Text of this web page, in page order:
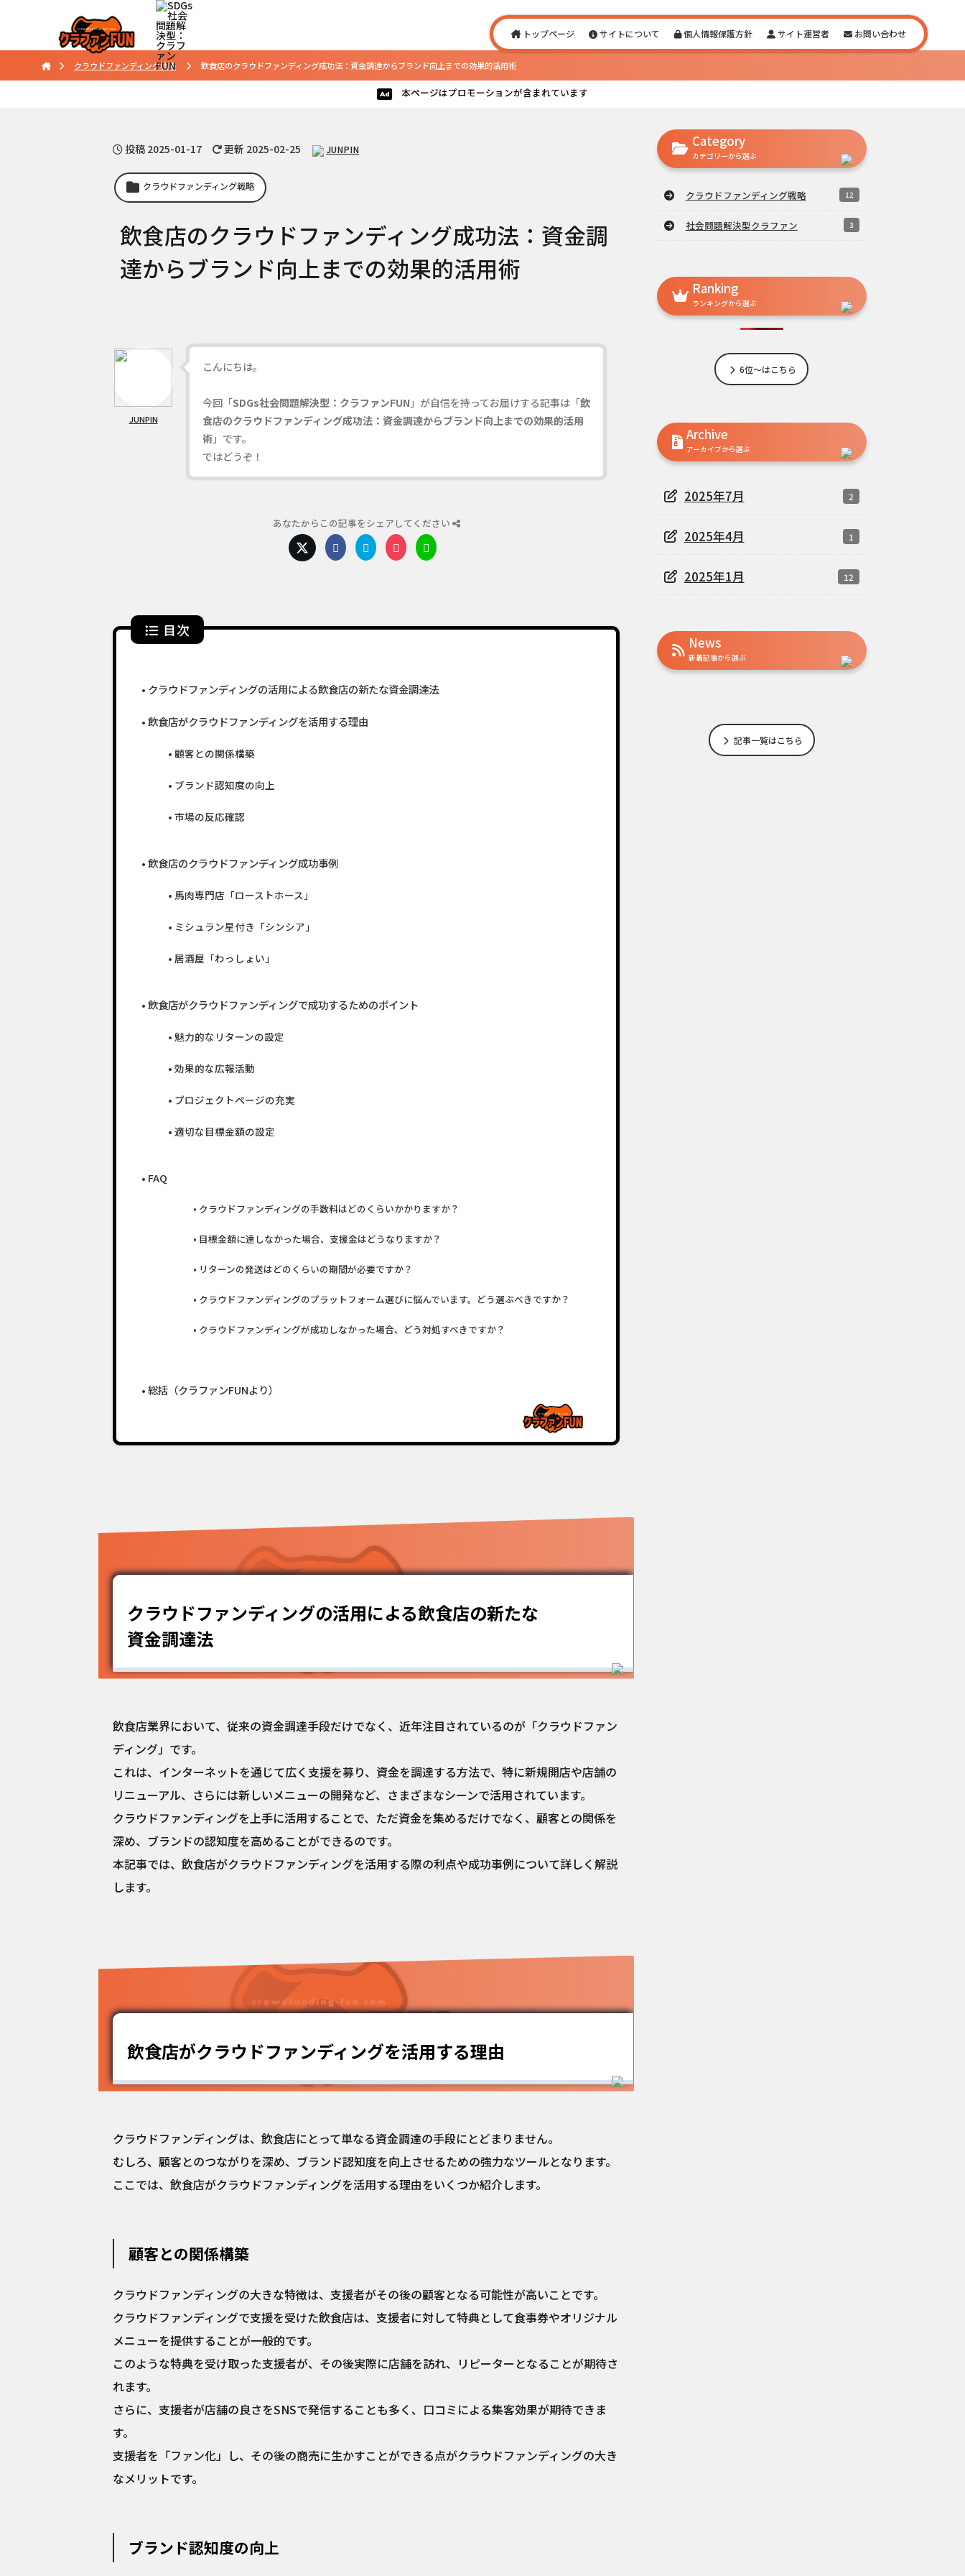
トップページ サイトについて 個人情報保護方針 サイト運営者 お問い合わせ
クラウドファンディング戦略 飲食店のクラウドファンディング成功法：資金調達からブランド向上までの効果的活用術
本ページはプロモーションが含まれています
投稿 2025-01-17 更新 2025-02-25 JUNPIN
クラウドファンディング戦略
飲食店のクラウドファンディング成功法：資金調
達からブランド向上までの効果的活用術
JUNPIN
こんにちは。
今回「SDGs社会問題解決型：クラファンFUN 」が自信を持ってお届けする記事は「飲
食店のクラウドファンディング成功法：資金調達からブランド向上までの効果的活用
術 」です。
ではどうぞ！
あなたからこの記事をシェアしてください
目次
クラウドファンディングの活用による飲食店の新たな資金調達法
飲食店がクラウドファンディングを活用する理由
顧客との関係構築
ブランド認知度の向上
市場の反応確認
飲食店のクラウドファンディング成功事例
馬肉専門店「ローストホース」
ミシュラン星付き「シンシア」
居酒屋「わっしょい」
飲食店がクラウドファンディングで成功するためのポイント
魅力的なリターンの設定
効果的な広報活動
プロジェクトページの充実
適切な目標金額の設定
FAQ
クラウドファンディングの手数料はどのくらいかかりますか？
目標金額に達しなかった場合、支援金はどうなりますか？
リターンの発送はどのくらいの期間が必要ですか？
クラウドファンディングのプラットフォーム選びに悩んでいます。どう選ぶべきですか？
クラウドファンディングが成功しなかった場合、どう対処すべきですか？
総括（クラファンFUNより）
クラウドファンディングの活用による飲食店の新たな
資金調達法
飲食店業界において、従来の資金調達手段だけでなく、近年注目されているのが「クラウドファン
ディング」です。
これは、インターネットを通じて広く支援を募り、資金を調達する方法で、特に新規開店や店舗の
リニューアル、さらには新しいメニューの開発など、さまざまなシーンで活用されています。
クラウドファンディングを上手に活用することで、ただ資金を集めるだけでなく、顧客との関係を
深め、ブランドの認知度を高めることができるのです。
本記事では、飲食店がクラウドファンディングを活用する際の利点や成功事例について詳しく解説
します。
飲食店がクラウドファンディングを活用する理由
クラウドファンディングは、飲食店にとって単なる資金調達の手段にとどまりません。
むしろ、顧客とのつながりを深め、ブランド認知度を向上させるための強力なツールとなります。
ここでは、飲食店がクラウドファンディングを活用する理由をいくつか紹介します。
顧客との関係構築
クラウドファンディングの大きな特徴は、支援者がその後の顧客となる可能性が高いことです。
クラウドファンディングで支援を受けた飲食店は、支援者に対して特典として食事券やオリジナル
メニューを提供することが一般的です。
このような特典を受け取った支援者が、その後実際に店舗を訪れ、リピーターとなることが期待さ
れます。
さらに、支援者が店舗の良さをSNSで発信することも多く、口コミによる集客効果が期待できま
す。
支援者を「ファン化」し、その後の商売に生かすことができる点がクラウドファンディングの大き
なメリットです。
ブランド認知度の向上
Category
カテゴリーから選ぶ
クラウドファンディング戦略 12
社会問題解決型クラファン 3
Ranking
ランキングから選ぶ
6位～はこちら
Archive
アーカイブから選ぶ
2025年7月 2
2025年4月 1
2025年1月 12
News
新着記事から選ぶ
記事一覧はこちら